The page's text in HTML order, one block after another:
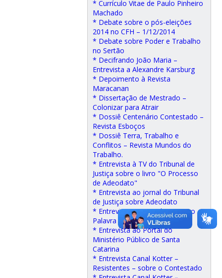
* Currículo Vitae de Paulo Pinheiro
Machado
* Debate sobre o pós-eleições
2014 no CFH – 1/12/2014
* Debate sobre Poder e Trabalho
no Sertão
* Decifrando João Maria –
Entrevista a Alexandre Karsburg
* Depoimento à Revista
Maracanan
* Dissertação de Mestrado –
Colonizar para Atrair
* Dossiê Centenário Contestado –
Revista Esboços
* Dossiê Terra, Trabalho e
Conflitos – Revista Mundos do
Trabalho.
* Entrevista à TV do Tribunal de
Justiça sobre o livro "O Processo
de Adeodato"
* Entrevista ao jornal do Tribunal
de Justiça sobre Adeodato
* Entrevista ao Portal Desacato –
Palavra Nua
* Entrevista ao Portal do
Ministério Público de Santa
Catarina
* Entrevista Canal Kotter –
Resistentes – sobre o Contestado